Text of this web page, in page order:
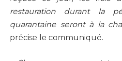
restauration durant la
quarantaine seront à la
précise le communiqué.